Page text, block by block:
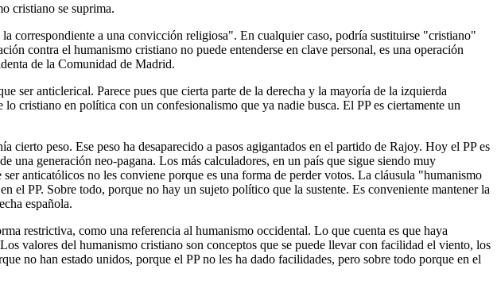
cristiano se suprima.
correspondiente a una convicción religiosa". En cualquier caso, podría sustituirse "cristiano"
contra el humanismo cristiano no puede entenderse en clave personal, es una operación
de la Comunidad de Madrid.
ser anticlerical. Parece pues que cierta parte de la derecha y la mayoría de la izquierda
cristiano en política con un confesionalismo que ya nadie busca. El PP es ciertamente un
peso. Ese peso ha desaparecido a pasos agigantados en el partido de Rajoy. Hoy el PP es
una generación neo-pagana. Los más calculadores, en un país que sigue siendo muy
anticatólicos no les conviene porque es una forma de perder votos. La cláusula "humanismo
el PP. Sobre todo, porque no hay un sujeto político que la sustente. Es conveniente mantener la
española.
restrictiva, como una referencia al humanismo occidental. Lo que cuenta es que haya
valores del humanismo cristiano son conceptos que se puede llevar con facilidad el viento, los
no han estado unidos, porque el PP no les ha dado facilidades, pero sobre todo porque en el